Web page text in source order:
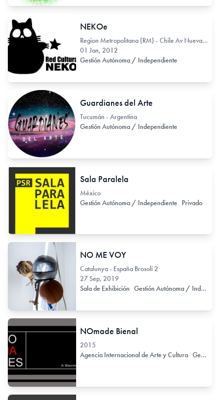
NEKOe
Region Metropolitana (RM) - Chile Av Nueva Providencia 2212
01 Jan, 2012
Gestión Autónoma / Independiente
Guardianes del Arte
Tucumán - Argentina
Gestión Autónoma / Independiente
Sala Paralela
México
Gestión Autónoma / Independiente Privado
NO ME VOY
Catalunya - España Brosolí 2
27 Sep, 2019
Sala de Exhibición Gestión Autónoma / Independiente
NOmade Bienal
2015
Agencia Internacional de Arte y Cultura Gestión Autónoma / Independiente